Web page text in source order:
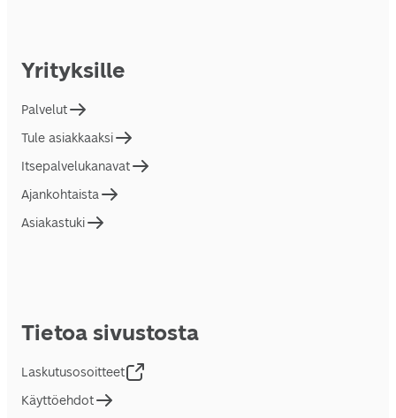
Yrityksille
Palvelut
Tule asiakkaaksi
Itsepalvelukanavat
Ajankohtaista
Asiakastuki
Tietoa sivustosta
Laskutusosoitteet
Käyttöehdot